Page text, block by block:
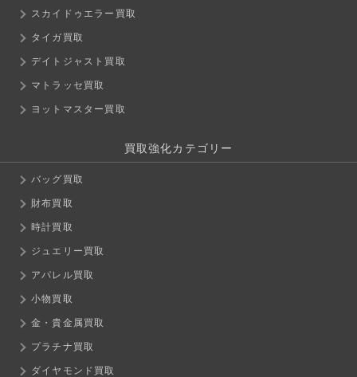
スカイドゥエラー買取
タイガ買取
デイトジャスト買取
マトラッセ買取
ヨットマスター買取
買取強化カテゴリー
バッグ買取
財布買取
時計買取
ジュエリー買取
アパレル買取
小物買取
金・貴金属買取
プラチナ買取
ダイヤモンド買取